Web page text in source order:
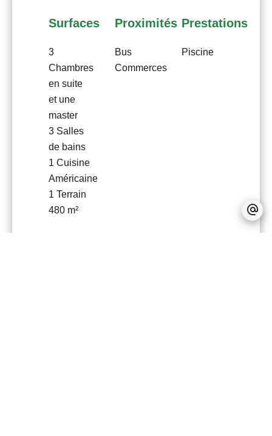
Surfaces
3
Chambres
en suite
et une
master
3 Salles
de bains
1 Cuisine
Américaine
1 Terrain
480 m²
Proximités
Bus
Commerces
Prestations
Piscine